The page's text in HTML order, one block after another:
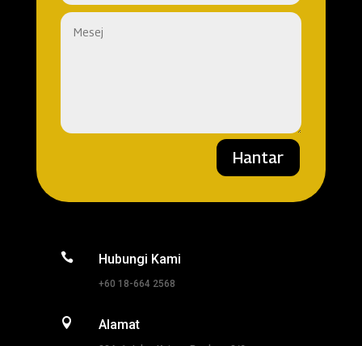
Hantar
 Hubungi Kami
+60 18-664 2568
 Alamat